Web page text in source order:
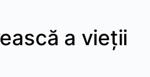
a vieții